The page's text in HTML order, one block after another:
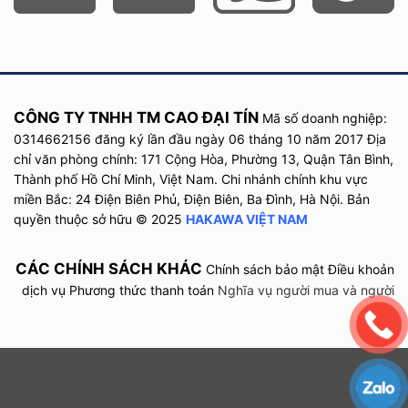
Thang có tính ứng dụng cao
Hakawa chắc chắn là một trợ thủ đắc lực không thể thiếu. Dù là
việc lắp đặt hệ thống điện, ống nước hay chỉnh sửa kết cấu xây
dựng, thang nhôm chữ A này đều có thể đáp ứng nhu cầu của
thang nhôm
rất phù hợp cho những không gian nhỏ. Bạn có thể
dễ dàng di chuyển và lưu trữ nó mà không tốn nhiều diện tích.
CÔNG TY TNHH TM CAO ĐẠI TÍN Mã số doanh nghiệp:
0314662156 đăng ký lần đầu ngày 06 tháng 10 năm 2017Địa
chỉ văn phòng chính: 171 Cộng Hòa, Phường 13, Quận Tân Bình,
Thành phố Hồ Chí Minh, Việt Nam. Chi nhánh chính khu vực
miền Bắc: 24 Điện Biên Phủ, Điện Biên, Ba Đình, Hà Nội. Bản
quyền thuộc sở hữu © 2025 HAKAWA VIỆT NAM
CÁC CHÍNH SÁCH KHÁC Chính sách bảo mật Điều khoản
dịch vụ Phương thức thanh toán Nghĩa vụ người mua và người
bán